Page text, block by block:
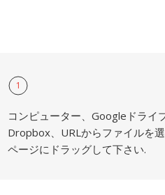
1
コンピューター、Googleドライブ
Dropbox、URLからファイルを選
ページにドラッグして下さい.